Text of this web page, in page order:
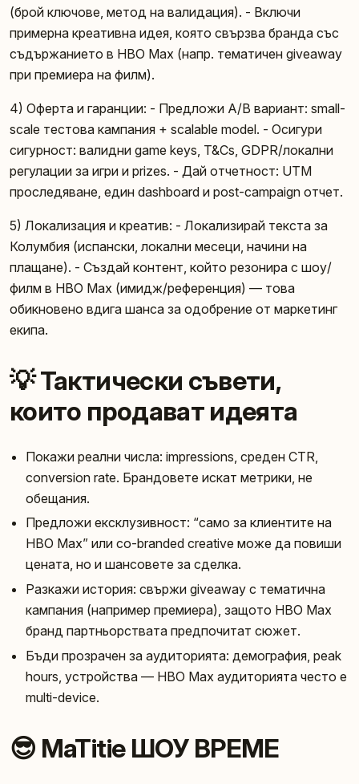
(брой ключове, метод на валидация). - Включи
примерна креативна идея, която свързва бранда със
съдържанието в HBO Max (напр. тематичен giveaway
при премиера на филм).
4) Оферта и гаранции: - Предложи A/B вариант: small-
scale тестова кампания + scalable model. - Осигури
сигурност: валидни game keys, T&Cs, GDPR/локални
регулации за игри и prizes. - Дай отчетност: UTM
проследяване, един dashboard и post-campaign отчет.
5) Локализация и креатив: - Локализирай текста за
Колумбия (испански, локални месеци, начини на
плащане). - Създай контент, който резонира с шоу/
филм в HBO Max (имидж/референция) — това
обикновено вдига шансa за одобрение от маркетинг
екипа.
💡 Тактически съвети,
които продават идеята
Покажи реални числа: impressions, среден CTR,
conversion rate. Брандовете искат метрики, не
обещания.
Предложи ексклузивност: “само за клиентите на
HBO Max” или co-branded creative може да повиши
цената, но и шансовете за сделка.
Разкажи история: свържи giveaway с тематична
кампания (например премиера), защото HBO Max
бранд партньорствата предпочитат сюжет.
Бъди прозрачен за аудиторията: демография, peak
hours, устройства — HBO Max аудиторията често е
multi-device.
😎 MaTitie ШОУ ВРЕМЕ